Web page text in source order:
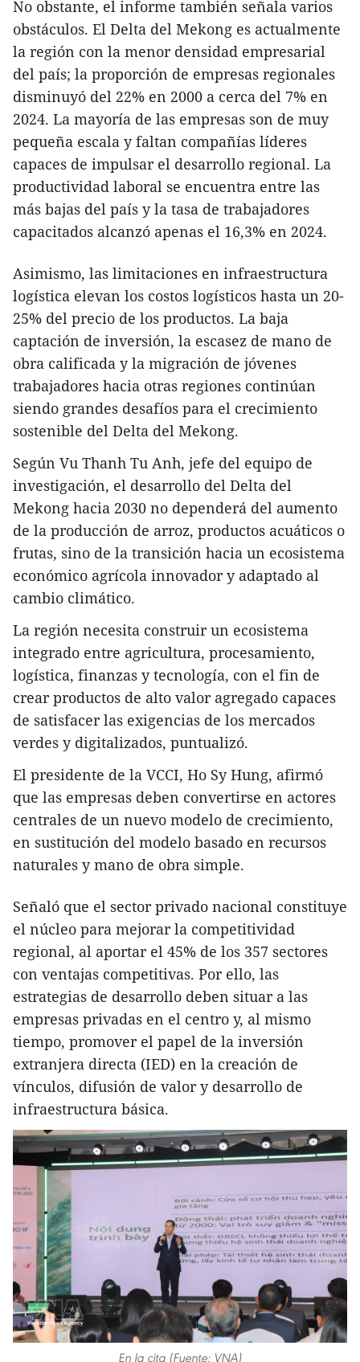
No obstante, el informe también señala varios
obstáculos. El Delta del Mekong es actualmente
la región con la menor densidad empresarial
del país; la proporción de empresas regionales
disminuyó del 22% en 2000 a cerca del 7% en
2024. La mayoría de las empresas son de muy
pequeña escala y faltan compañías líderes
capaces de impulsar el desarrollo regional. La
productividad laboral se encuentra entre las
más bajas del país y la tasa de trabajadores
capacitados alcanzó apenas el 16,3% en 2024.
Asimismo, las limitaciones en infraestructura
logística elevan los costos logísticos hasta un 20-
25% del precio de los productos. La baja
captación de inversión, la escasez de mano de
obra calificada y la migración de jóvenes
trabajadores hacia otras regiones continúan
siendo grandes desafíos para el crecimiento
sostenible del Delta del Mekong.
Según Vu Thanh Tu Anh, jefe del equipo de
investigación, el desarrollo del Delta del
Mekong hacia 2030 no dependerá del aumento
de la producción de arroz, productos acuáticos o
frutas, sino de la transición hacia un ecosistema
económico agrícola innovador y adaptado al
cambio climático.
La región necesita construir un ecosistema
integrado entre agricultura, procesamiento,
logística, finanzas y tecnología, con el fin de
crear productos de alto valor agregado capaces
de satisfacer las exigencias de los mercados
verdes y digitalizados, puntualizó.
El presidente de la VCCI, Ho Sy Hung, afirmó
que las empresas deben convertirse en actores
centrales de un nuevo modelo de crecimiento,
en sustitución del modelo basado en recursos
naturales y mano de obra simple.
Señaló que el sector privado nacional constituye
el núcleo para mejorar la competitividad
regional, al aportar el 45% de los 357 sectores
con ventajas competitivas. Por ello, las
estrategias de desarrollo deben situar a las
empresas privadas en el centro y, al mismo
tiempo, promover el papel de la inversión
extranjera directa (IED) en la creación de
vínculos, difusión de valor y desarrollo de
infraestructura básica.
En la cita (Fuente: VNA)